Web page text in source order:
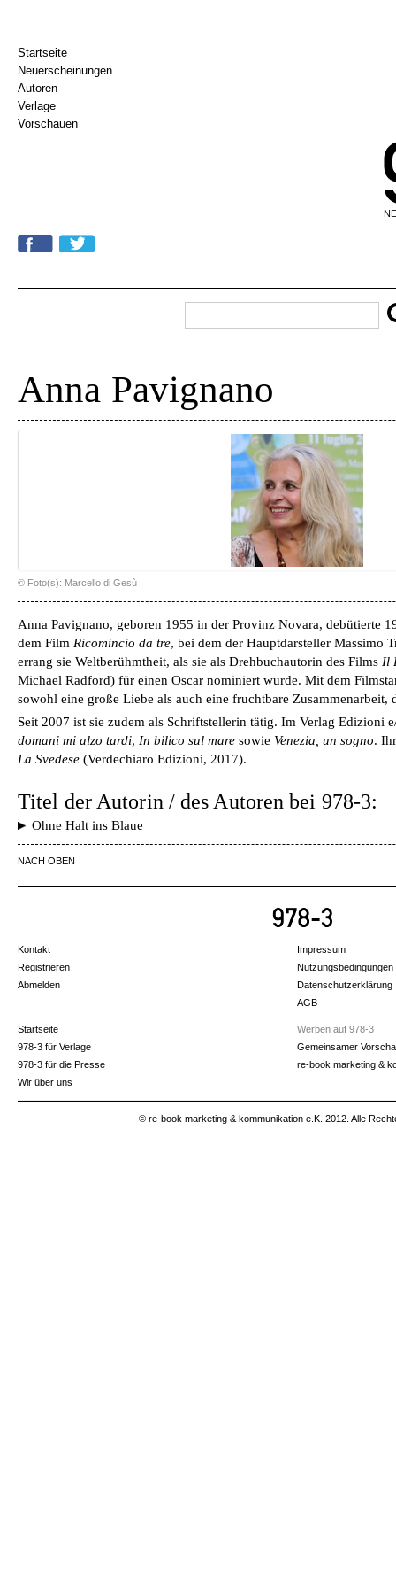
Startseite
Neuerscheinungen
Autoren
Verlage
Vorschauen
Anna Pavignano
© Foto(s): Marcello di Gesù
Anna Pavignano, geboren 1955 in der Provinz Novara, debütierte
dem Film Ricomincio da tre, bei dem der Hauptdarsteller Massimo
errang sie Weltberühmtheit, als sie als Drehbuchautorin des Films Il
Michael Radford) für einen Oscar nominiert wurde. Mit dem
sowohl eine große Liebe als auch eine fruchtbare Zusammenarbeit,
Seit 2007 ist sie zudem als Schriftstellerin tätig. Im Verlag Edizioni
domani mi alzo tardi, In bilico sul mare sowie Venezia, un sogno.
La Svedese (Verdechiaro Edizioni, 2017).
Titel der Autorin / des Autoren bei 978-3:
Ohne Halt ins Blaue
NACH OBEN
Kontakt
Registrieren
Abmelden
Impressum
Nutzungsbedingungen
Datenschutzerklärung
AGB
Startseite
978-3 für Verlage
978-3 für die Presse
Wir über uns
Werben auf 978-3
Gemeinsamer
re-book marketing &
© re-book marketing & kommunikation e.K. 2012. Alle